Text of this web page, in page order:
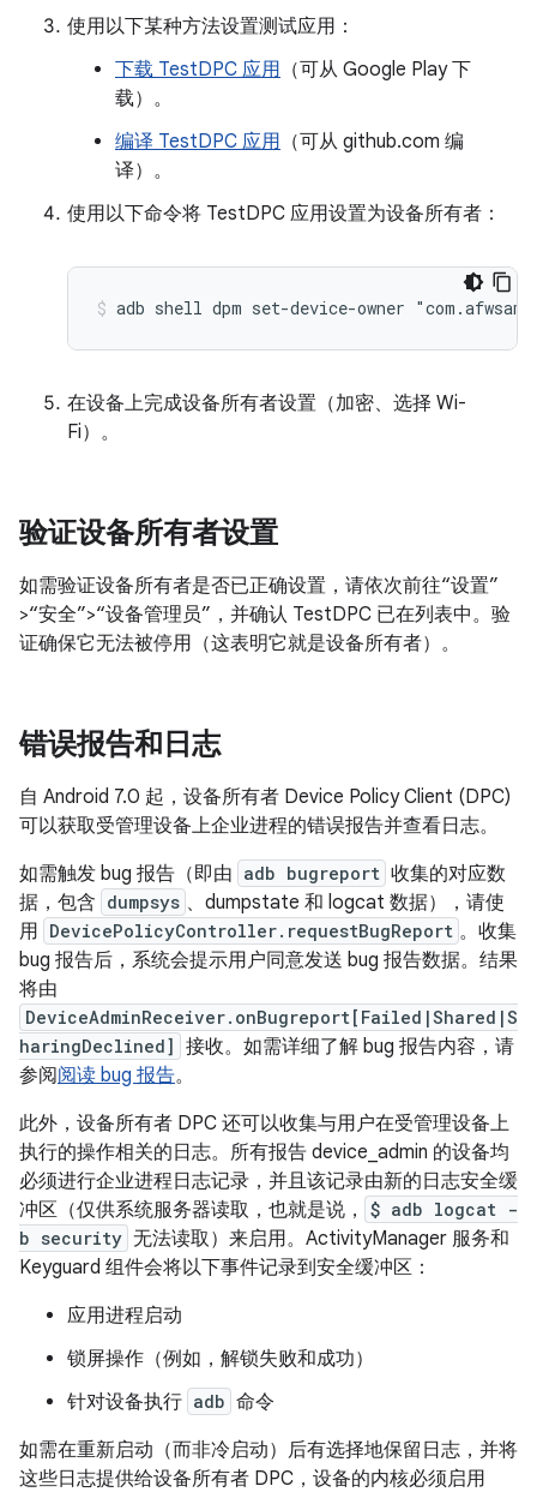
使用以下某种方法设置测试应用：
下载 TestDPC 应用 （可从 Google Play 下
载）。
编译 TestDPC 应用 （可从 github.com 编
译）。
使用以下命令将 TestDPC 应用设置为设备所有者：
在设备上完成设备所有者设置（加密、选择 Wi-
Fi）。
验证设备所有者设置
如需验证设备所有者是否已正确设置，请依次前往“设置”
>“安全”>“设备管理员”，并确认 TestDPC 已在列表中。 验
证确保它无法被停用（这表明它就是设备所有者）。
错误报告和日志
自 Android 7.0 起，设备所有者 Device Policy Client (DPC)
可以获取受管理设备上企业进程的错误报告并查看日志。
如需触发 bug 报告（即由 adb bugreport 收集的对应数
据，包含 dumpsys 、dumpstate 和 logcat 数据），请使
用 DevicePolicyController.requestBugReport 。收集
bug 报告后，系统会提示用户同意发送 bug 报告数据。结果
将由
DeviceAdminReceiver.onBugreport[Failed|Shared|S
haringDeclined] 接收。如需详细了解 bug 报告内容，请
参阅阅读 bug 报告。
此外，设备所有者 DPC 还可以收集与用户在受管理设备上
执行的操作相关的日志。所有报告 device_admin 的设备均
必须进行企业进程日志记录，并且该记录由新的日志安全缓
冲区（仅供系统服务器读取，也就是说，
$ adb logcat -
b security 无法读取）来启用。ActivityManager 服务和
Keyguard 组件会将以下事件记录到安全缓冲区：
应用进程启动
锁屏操作（例如，解锁失败和成功）
针对设备执行 adb 命令
如需在重新启动（而非冷启动）后有选择地保留日志，并将
这些日志提供给设备所有者 DPC，设备的内核必须启用